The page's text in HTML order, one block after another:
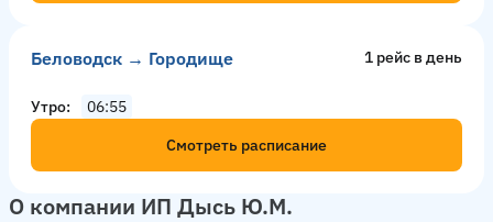
Беловодск → Городище 1 рейс в день
Утро
06:55
Смотреть расписание
О компании ИП Дысь Ю.М.